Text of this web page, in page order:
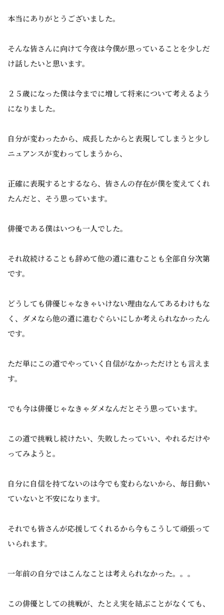
本当にありがとうございました。
そんな皆さんに向けて今夜は今僕が思っていることを少しだ
け話したいと思います。
２５歳になった僕は今までに増して将来について考えるよう
になりました。
自分が変わったから、成長したからと表現してしまうと少し
ニュアンスが変わってしまうから、
正確に表現するとするなら、皆さんの存在が僕を変えてくれ
たんだと、そう思っています。
俳優である僕はいつも一人でした。
それ故続けることも辞めて他の道に進むことも全部自分次第
です。
どうしても俳優じゃなきゃいけない理由なんてあるわけもな
く、ダメなら他の道に進むぐらいにしか考えられなかったん
です。
ただ単にこの道でやっていく自信がなかっただけとも言えま
す。
でも今は俳優じゃなきゃダメなんだとそう思っています。
この道で挑戦し続けたい、失敗したっていい、やれるだけや
ってみようと。
自分に自信を持てないのは今でも変わらないから、毎日動い
ていないと不安になります。
それでも皆さんが応援してくれるから今もこうして頑張って
いられます。
一年前の自分ではこんなことは考えられなかった。。。
この俳優としての挑戦が、たとえ実を結ぶことがなくても、